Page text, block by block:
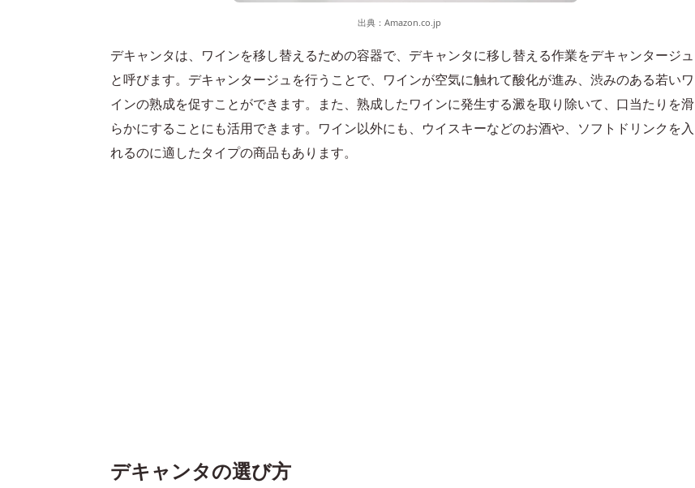
出典： Amazon.co.jp
デキャンタは、ワインを移し替えるための容器で、デキャンタに移し替える作業をデキャンタージュ
と呼びます。デキャンタージュを行うことで、ワインが空気に触れて酸化が進み、渋みのある若いワ
インの熟成を促すことができます。また、熟成したワインに発生する澱を取り除いて、口当たりを滑
らかにすることにも活用できます。ワイン以外にも、ウイスキーなどのお酒や、ソフトドリンクを入
れるのに適したタイプの商品もあります。
デキャンタの選び方